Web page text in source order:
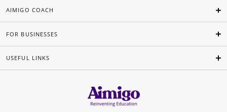
AIMIGO COACH
FOR BUSINESSES
USEFUL LINKS